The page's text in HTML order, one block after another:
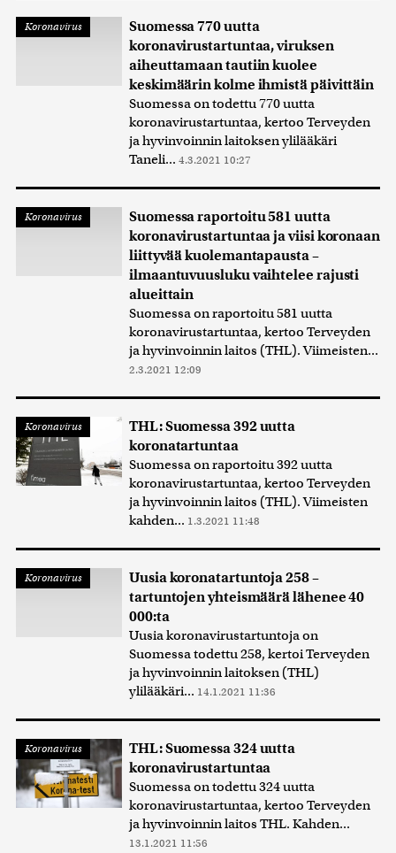
Koronavirus
Suomessa 770 uutta
koronavirustartuntaa, viruksen
aiheuttamaan tautiin kuolee
keskimäärin kolme ihmistä päivittäin
Suomessa on todettu 770 uutta
koronavirustartuntaa, kertoo Terveyden
ja hyvinvoinnin laitoksen ylilääkäri
Taneli... 4.3.2021 10:27
Koronavirus
Suomessa raportoitu 581 uutta
koronavirustartuntaa ja viisi koronaan
liittyvää kuolemantapausta –
ilmaantuvuusluku vaihtelee rajusti
alueittain
Suomessa on raportoitu 581 uutta
koronavirustartuntaa, kertoo Terveyden
ja hyvinvoinnin laitos (THL). Viimeisten...
2.3.2021 12:09
Koronavirus
THL: Suomessa 392 uutta
koronatartuntaa
Suomessa on raportoitu 392 uutta
koronavirustartuntaa, kertoo Terveyden
ja hyvinvoinnin laitos (THL). Viimeisten
kahden... 1.3.2021 11:48
Koronavirus
Uusia koronatartuntoja 258 –
tartuntojen yhteismäärä lähenee 40
000:ta
Uusia koronavirustartuntoja on
Suomessa todettu 258, kertoi Terveyden
ja hyvinvoinnin laitoksen (THL)
ylilääkäri... 14.1.2021 11:36
Koronavirus
THL: Suomessa 324 uutta
koronavirustartuntaa
Suomessa on todettu 324 uutta
koronavirustartuntaa, kertoo Terveyden
ja hyvinvoinnin laitos THL. Kahden...
13.1.2021 11:56